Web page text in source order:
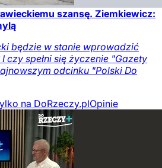
szansę. Ziemkiewicz:
będzie w stanie wprowadzić
czy spełni się życzenie "Gazety
odcinku "Polski Do
na DoRzeczy.plOpinie